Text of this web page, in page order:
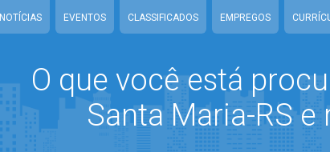
NOTÍCIAS EVENTOS CLASSIFICADOS EMPREGOS
O que você está
Santa Maria-RS e